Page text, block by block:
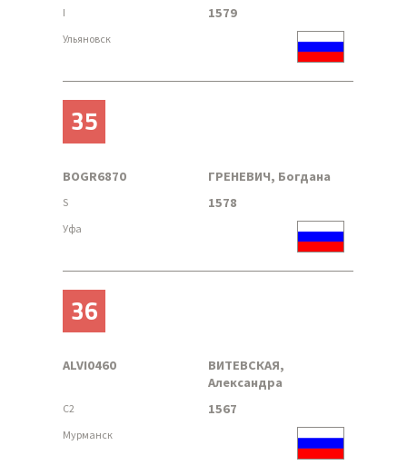
I 1579
Ульяновск
35
BOGR6870 ГРЕНЕВИЧ, Богдана
S 1578
Уфа
36
ALVI0460
ВИТЕВСКАЯ,
Александра
C2 1567
Мурманск